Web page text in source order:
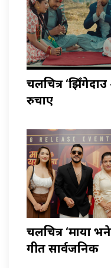
चलचित्र
रुचाए
चलचित्र ‘माया
गीत सार्वजनिक